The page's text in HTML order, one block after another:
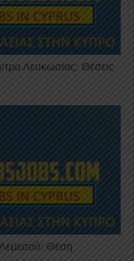
Λευκωσίας: Θέσεις
Λεμεσού: Θέση